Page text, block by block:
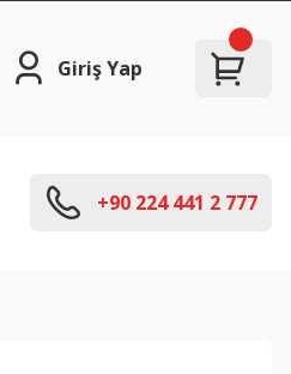
Giriş Yap
+90 224 441 2 777